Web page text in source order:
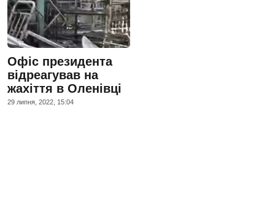
Офіс президента
відреагував на
жахіття в Оленівці
29 липня, 2022, 15:04